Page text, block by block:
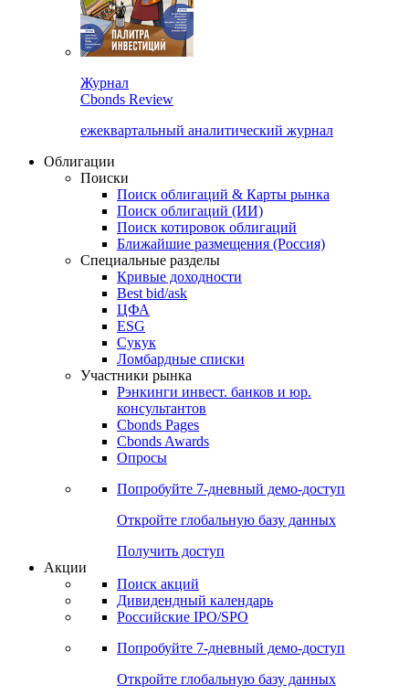
Журнал
Cbonds Review
ежеквартальный аналитический журнал
Облигации
Поиски
Поиск облигаций & Карты рынка
Поиск облигаций (ИИ)
Поиск котировок облигаций
Ближайшие размещения (Россия)
Специальные разделы
Кривые доходности
Best bid/ask
ЦФА
ESG
Сукук
Ломбардные списки
Участники рынка
Рэнкинги инвест. банков и юр.
консультантов
Cbonds Pages
Cbonds Awards
Опросы
Попробуйте 7-дневный демо-доступ
Откройте глобальную базу данных
Получить доступ
Акции
Поиск акций
Дивидендный календарь
Российские IPO/SPO
Попробуйте 7-дневный демо-доступ
Откройте глобальную базу данных